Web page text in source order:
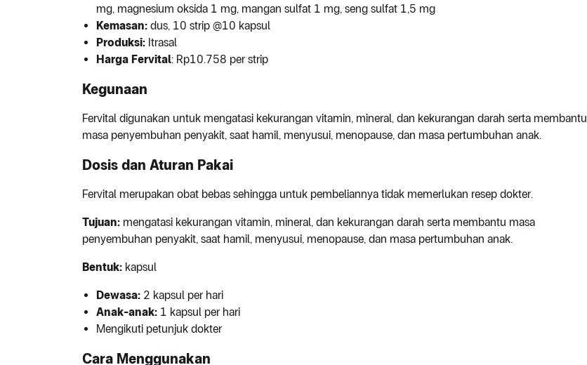
mg, magnesium oksida 1 mg, mangan sulfat 1 mg, seng sulfat 1,5 mg
Kemasan: dus, 10 strip @10 kapsul
Produksi: Itrasal
Harga Fervital: Rp10.758 per strip
Kegunaan
Fervital digunakan untuk mengatasi kekurangan vitamin, mineral, dan kekurangan darah serta membantu
masa penyembuhan penyakit, saat hamil, menyusui, menopause, dan masa pertumbuhan anak.
Dosis dan Aturan Pakai
Fervital merupakan obat bebas sehingga untuk pembeliannya tidak memerlukan resep dokter.
Tujuan: mengatasi kekurangan vitamin, mineral, dan kekurangan darah serta membantu masa
penyembuhan penyakit, saat hamil, menyusui, menopause, dan masa pertumbuhan anak.
Bentuk: kapsul
Dewasa: 2 kapsul per hari
Anak-anak: 1 kapsul per hari
Mengikuti petunjuk dokter
Cara Menggunakan